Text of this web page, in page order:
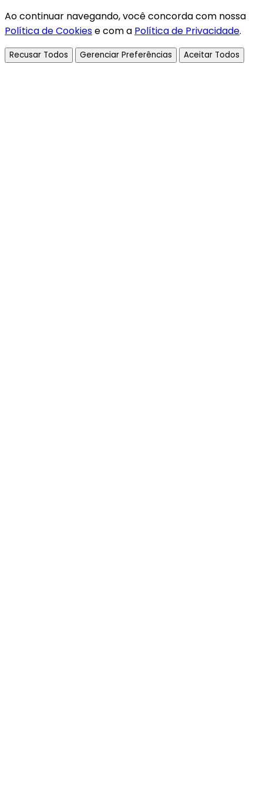
Ao continuar navegando, você concorda com nossa
Política de Cookiese com a Política de Privacidade.
Recusar Todos Gerenciar Preferências Aceitar Todos